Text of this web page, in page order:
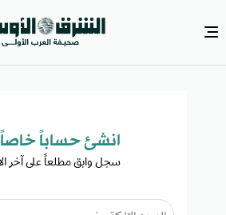
انشئ حساباً
سجل وابق مطلعاً على آخر